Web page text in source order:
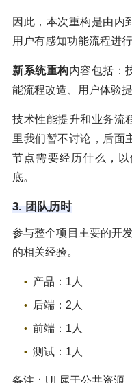
因此，本次重构是由内
用户有感知功能流程进
新系统重构内容包括：
能流程改造、用户体验
技术性能提升和业务流
里我们暂不讨论，后面
节点需要经历什么，
底。
3. 团队历时
参与整个项目主要的开
的相关经验。
产品：1人
后端：2人
前端：1人
测试：1人
备注：UI 属于公共资源